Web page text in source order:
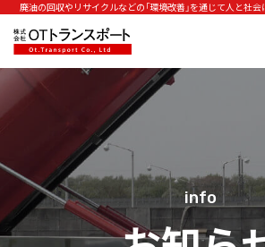
廃油の回収やリサイクルなどの「環境改善」を通じて人と社
info